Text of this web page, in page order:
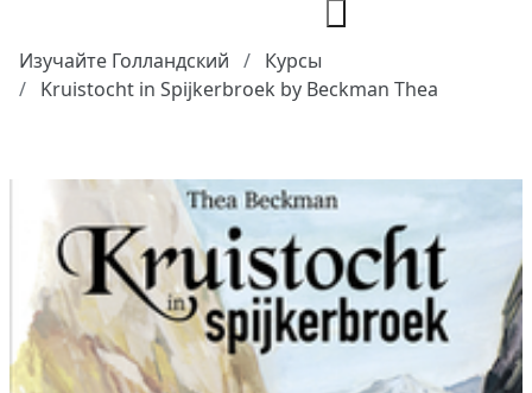
Изучайте Голландский
Курсы
Kruistocht in Spijkerbroek by Beckman Thea